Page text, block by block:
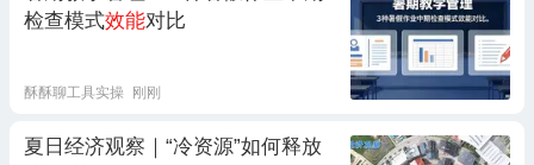
检查模式效能对比
酥酥聊工具实操 刚刚
夏日经济观察｜“冷资源”如何释放